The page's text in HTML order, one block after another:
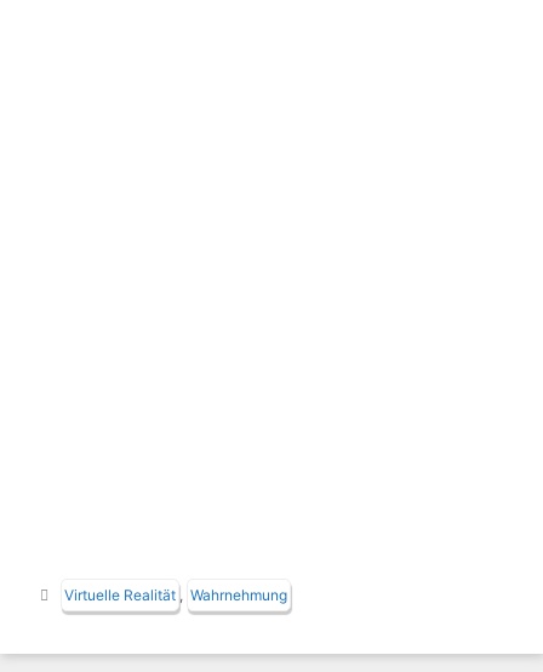
Schlagwörter
Virtuelle Realität Wahrnehmung